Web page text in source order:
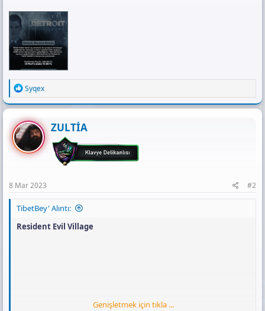
R
e
a
c
t
i
n
Syqex
ZULTİA
8 Mar 2023 #2
TibetBey' Alıntı:
Resident Evil Village
Genişletmek için tıkla ...